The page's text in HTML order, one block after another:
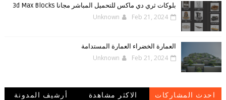
بلوكات ثري دي ماكس للتحميل المباشر مجانا 3d Max Blocks
Unknown Feb 21, 2024
العمارة الخضراء العمارة المستدامة
Unknown Feb 21, 2024
احدث المشاركات الاكثر مشاهدة
أرشيف المدونة